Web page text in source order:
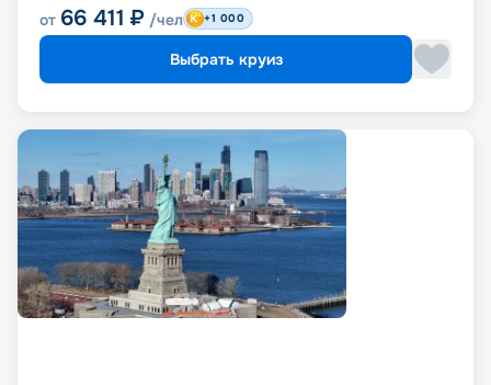
от 66 411 ₽ /чел +1 000
Выбрать круиз